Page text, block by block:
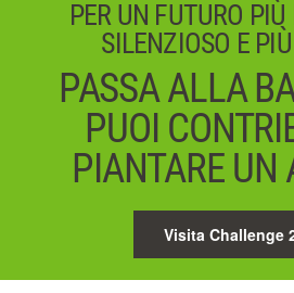
PER UN FUTURO
SILENZIOSO E
PASSA ALLA
PUOI
PIANTARE UN
Visita Challenge